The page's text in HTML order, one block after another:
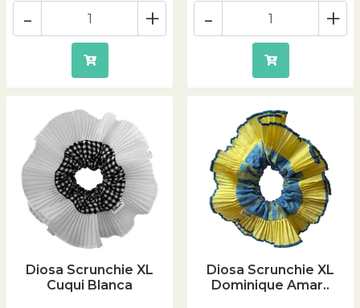
+
- +
-
Diosa Scrunchie XL
Cuqui Blanca
Diosa Scrunchie XL
Dominique Amar..